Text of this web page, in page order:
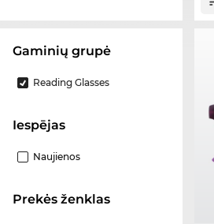
Gaminių grupė
Reading Glasses
Iespējas
Naujienos
Prekės ženklas